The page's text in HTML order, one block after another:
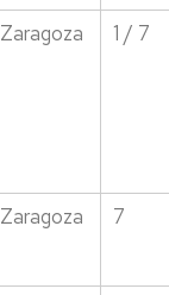
Zaragoza 1 / 7
Zaragoza 7